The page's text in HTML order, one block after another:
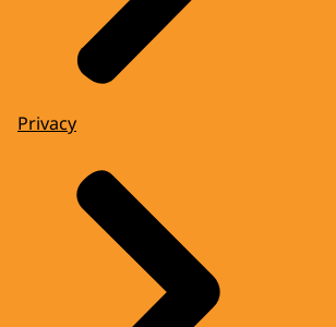
Privacy